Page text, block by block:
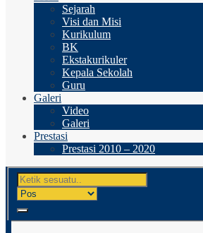
Sejarah
Visi dan Misi
Kurikulum
BK
Ekstakurikuler
Kepala Sekolah
Guru
Galeri
Video
Galeri
Prestasi
Prestasi 2010 – 2020